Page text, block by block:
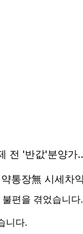
편을 겪었습니다.
니다.